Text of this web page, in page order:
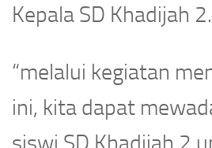
Kepala SD Khadijah 2.
“melalui kegiatan
ini, kita dapat
siswi SD Khadijah 2